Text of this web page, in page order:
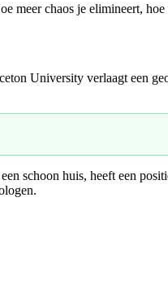
meer chaos je elimineert,
University verlaagt een
schoon huis, heeft een